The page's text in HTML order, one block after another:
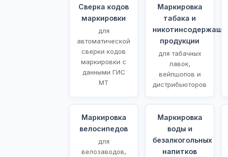
Сверка кодов
маркировки
для
автоматической
сверки кодов
маркировки с
данными ГИС
МТ
Маркировка
табака и
никотинсодержащей
продукции
для табачных
лавок,
вейпшопов и
дистрибьюторов
Маркировка
велосипедов
для
велозаводов,
Маркировка
воды и
безалкогольных
напитков